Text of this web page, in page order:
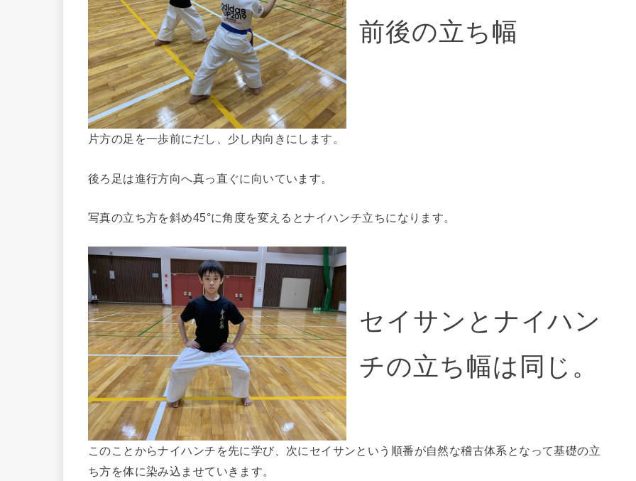
前後の立ち幅
片方の足を一歩前にだし、少し内向きにします。
後ろ足は進行方向へ真っ直ぐに向いています。
写真の立ち方を斜め45°に角度を変えるとナイハンチ立ちになります。
セイサンとナイハン
チの立ち幅は同じ。
このことからナイハンチを先に学び、次にセイサンという順番が自然な稽古体系となって基礎の立
ち方を体に染み込ませていきます。